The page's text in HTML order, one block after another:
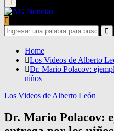
Menu
Search
for:
Home
Los Videos de Alberto
Dr. Mario Polacov:
niños
Los Videos de Alberto León
Dr. Mario Polacov: